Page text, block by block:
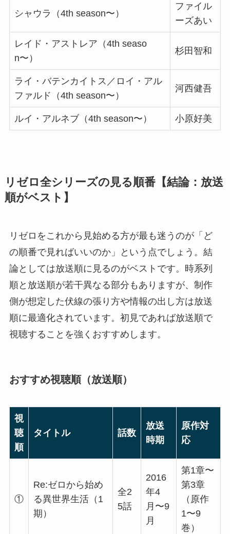
シャウラ（4th season〜）
ファイル
ーズあい
レイド・アストレア（4th seaso
n〜）
杉田智和
ライ・バテンカイトス／ロイ・アル
ファルド（4th season〜）
河西健吾
ルイ・アルネブ（4th season〜） 小原好美
リゼロ全シリーズの見る順番【結論：放送
順がベスト】
リゼロをこれから見始める方が最も迷うのが「ど
の順番で見ればいいのか」という点でしょう。結
論としては放送順に見るのがベストです。時系列
順と放送順が若干異なる部分もありますが、制作
側が想定した伏線の張り方や情報の出し方は放送
順に最適化されています。初見であれば放送順で
視聴することを強くおすすめします。
おすすめ視聴順（放送順）
視
聴
順
タイトル 話数
放送
時期
原作対
応
①
Re:ゼロから始め
る異世界生活（1
期）
全2
5話
2016
年4
月〜9
月
第1章〜
第3章
（原作
1〜9
巻）